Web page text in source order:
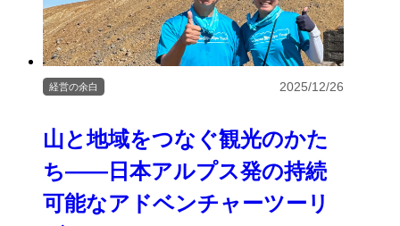
山と地域をつなぐ観光のかた
ち――日本アルプス発の持続
可能なアドベンチャーツーリ
経営の余白 2025/12/26